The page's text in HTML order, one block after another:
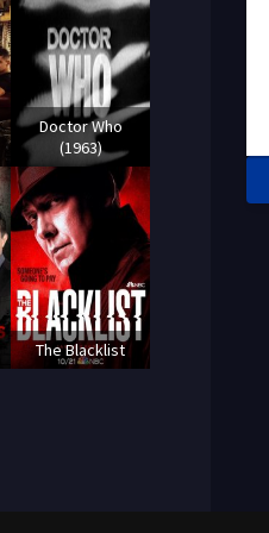
Doctor Who
(1963)
The Blacklist